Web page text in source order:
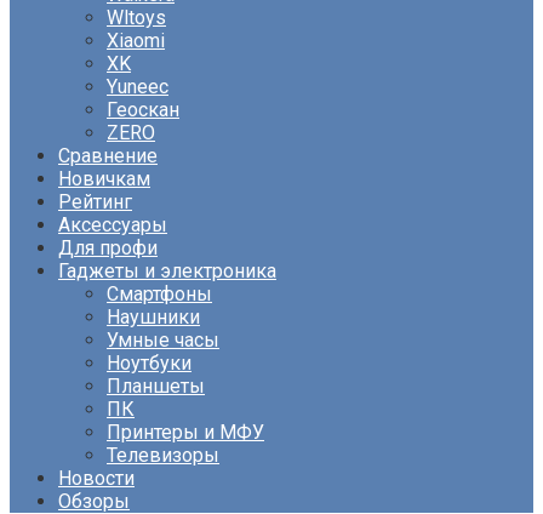
Wltoys
Xiaomi
XK
Yuneec
Геоскан
ZERO
Сравнение
Новичкам
Рейтинг
Аксессуары
Для профи
Гаджеты и электроника
Смартфоны
Наушники
Умные часы
Ноутбуки
Планшеты
ПК
Принтеры и МФУ
Телевизоры
Новости
Обзоры